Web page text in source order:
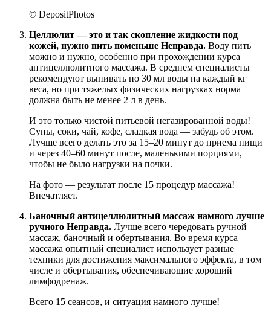
© DepositPhotos
Целлюлит — это и так скопление жидкости под
кожей, нужно пить поменьше Неправда. Воду пить
можно и нужно, особенно при прохождении курса
антицеллюлитного массажа. В среднем специалисты
рекомендуют выпивать по 30 мл воды на каждый кг
веса, но при тяжелых физических нагрузках норма
должна быть не менее 2 л в день.
И это только чистой питьевой негазированной воды!
Супы, соки, чай, кофе, сладкая вода — забудь об этом.
Лучше всего делать это за 15–20 минут до приема пищи
и через 40–60 минут после, маленькими порциями,
чтобы не было нагрузки на почки.
На фото — результат после 15 процедур массажа!
Впечатляет.
Баночный антицеллюлитный массаж намного лучше
ручного Неправда. Лучше всего чередовать ручной
массаж, баночный и обертывания. Во время курса
массажа опытный специалист использует разные
техники для достижения максимального эффекта, в том
числе и обертывания, обеспечивающие хороший
лимфодренаж.
Всего 15 сеансов, и ситуация намного лучше!